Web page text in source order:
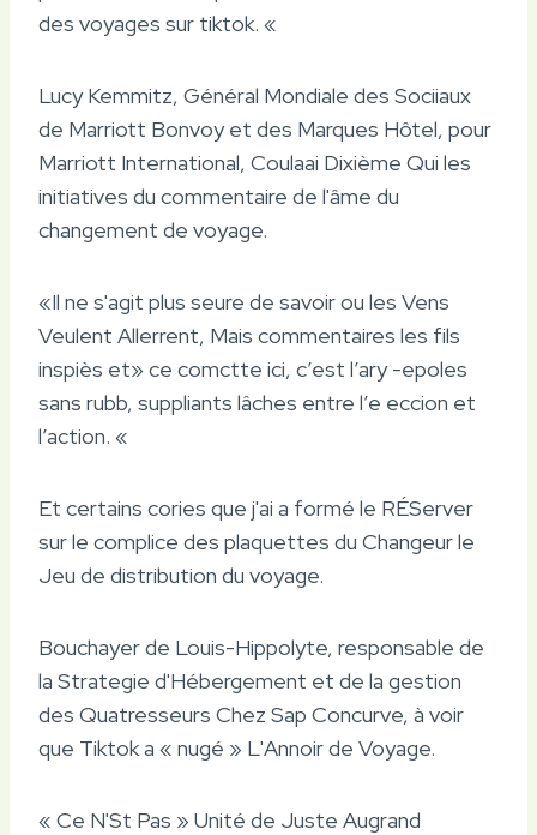
des voyages sur tiktok. «
Lucy Kemmitz, Général Mondiale des Sociiaux
de Marriott Bonvoy et des Marques Hôtel, pour
Marriott International, Coulaai Dixième Qui les
initiatives du commentaire de l'âme du
changement de voyage.
«Il ne s'agit plus seure de savoir ou les Vens
Veulent Allerrent, Mais commentaires les fils
inspiès et» ce comctte ici, c’est l’ary -epoles
sans rubb, suppliants lâches entre l’e eccion et
l’action. «
Et certains cories que j'ai a formé le RÉServer
sur le complice des plaquettes du Changeur le
Jeu de distribution du voyage.
Bouchayer de Louis-Hippolyte, responsable de
la Strategie d'Hébergement et de la gestion
des Quatresseurs Chez Sap Concurve, à voir
que Tiktok a « nugé » L'Annoir de Voyage.
« Ce N'St Pas » Unité de Juste Augrand